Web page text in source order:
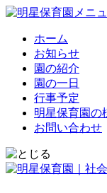
ホーム
お知らせ
園の紹介
園の一日
行事予定
明星保育園の
お問い合わせ